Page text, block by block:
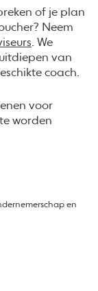
of je plan
Neem
. We
van
coach.
voor
worden
en